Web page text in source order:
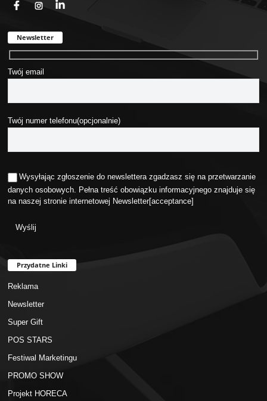
Newsletter
Twój email
Twój numer telefonu(opcjonalnie)
Wysyłając zgłoszenie do newslettera zgadzasz się na przetwarzanie
danych osobowych. Pełna treść obowiązku informacyjnego znajduje się
na naszej stronie internetowej Newsletter[acceptance]
Przydatne Linki
Reklama
Newsletter
Super Gift
POS STARS
Festiwal Marketingu
PROMO SHOW
Projekt HORECA